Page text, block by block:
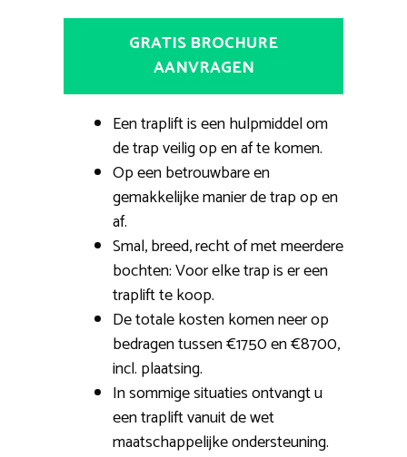
GRATIS BROCHURE
AANVRAGEN
Een traplift is een hulpmiddel om
de trap veilig op en af te komen.
Op een betrouwbare en
gemakkelijke manier de trap op en
af.
Smal, breed, recht of met meerdere
bochten: Voor elke trap is er een
traplift te koop.
De totale kosten komen neer op
bedragen tussen €1750 en €8700,
incl. plaatsing.
In sommige situaties ontvangt u
een traplift vanuit de wet
maatschappelijke ondersteuning.